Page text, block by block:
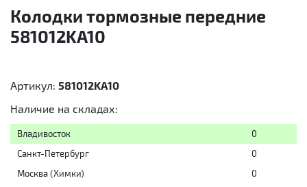
Колодки тормозные передние
581012KA10
Артикул: 581012KA10
Наличие на складах:
Владивосток
0
Санкт-Петербург
0
Москва (Химки)
0